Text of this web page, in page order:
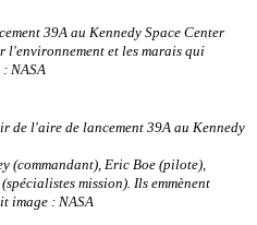
39A au Kennedy Space Center
l'environnement et les marais qui
NASA
de l'aire de lancement 39A au Kennedy
(commandant), Eric Boe (pilote),
mission). Ils emmènent
image : NASA